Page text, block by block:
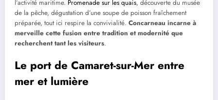
l’activité maritime. Promenade sur les quais, découverte du musée
de la pêche, dégustation d’une soupe de poisson fraîchement
préparée, tout ici respire la convivialité. Concarneau incarne à
merveille cette fusion entre tradition et modernité que
recherchent tant les visiteurs.
Le port de Camaret-sur-Mer entre
mer et lumière